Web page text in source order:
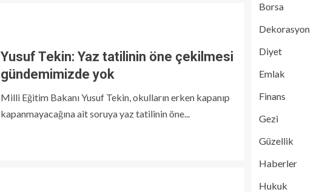
Yusuf Tekin: Yaz tatilinin öne çekilmesi
gündemimizde yok
Milli Eğitim Bakanı Yusuf Tekin, okulların erken kapanıp
kapanmayacağına ait soruya yaz tatilinin öne...
Borsa
Dekorasyon
Diyet
Emlak
Finans
Gezi
Güzellik
Haberler
Hukuk